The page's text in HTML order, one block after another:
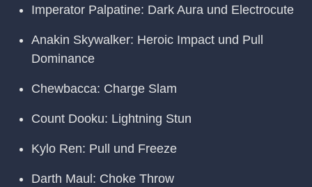
Imperator Palpatine: Dark Aura und Electrocute
Anakin Skywalker: Heroic Impact und Pull
Dominance
Chewbacca: Charge Slam
Count Dooku: Lightning Stun
Kylo Ren: Pull und Freeze
Darth Maul: Choke Throw